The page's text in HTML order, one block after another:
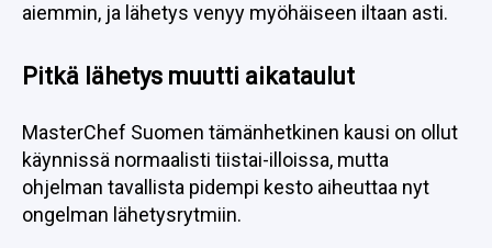
aiemmin, ja lähetys venyy myöhäiseen iltaan asti.
Pitkä lähetys muutti aikataulut
MasterChef Suomen tämänhetkinen kausi on ollut
käynnissä normaalisti tiistai-illoissa, mutta
ohjelman tavallista pidempi kesto aiheuttaa nyt
ongelman lähetysrytmiin.